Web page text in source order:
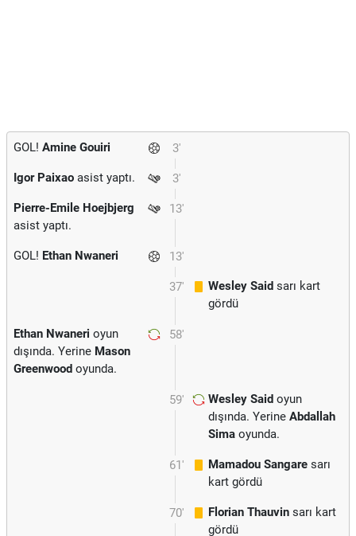
3'
GOL! Amine Gouiri
3'
Igor Paixao asist yaptı.
13'
Pierre-Emile Hoejbjerg
asist yaptı.
13'
GOL! Ethan Nwaneri
37' Wesley Said sarı kart
gördü
58'
Ethan Nwaneri oyun
dışında. Yerine Mason
Greenwood oyunda.
59' Wesley Said oyun
dışında. Yerine Abdallah
Sima oyunda.
61' Mamadou Sangare sarı
kart gördü
70' Florian Thauvin sarı kart
gördü